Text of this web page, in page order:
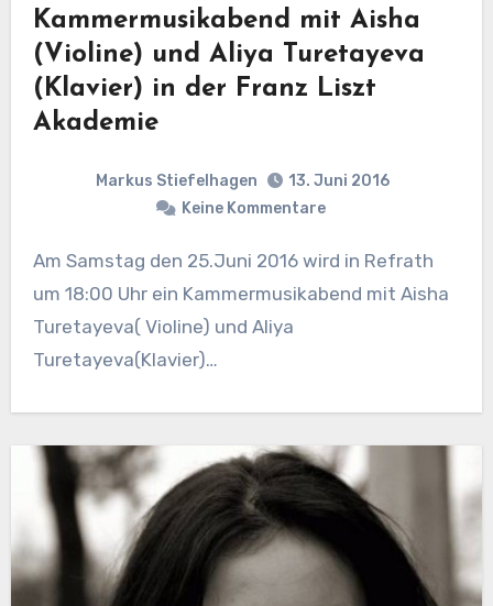
Kammermusikabend mit Aisha
(Violine) und Aliya Turetayeva
(Klavier) in der Franz Liszt
Akademie
Markus Stiefelhagen
13. Juni 2016
Keine Kommentare
Am Samstag den 25.Juni 2016 wird in Refrath
um 18:00 Uhr ein Kammermusikabend mit Aisha
Turetayeva( Violine) und Aliya
Turetayeva(Klavier)…